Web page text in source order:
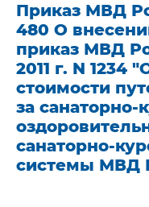
Приказ МВД
480 О
приказ МВД
2011 г. N 1234
стоимости
за санаторно-
санаторно-
системы МВД